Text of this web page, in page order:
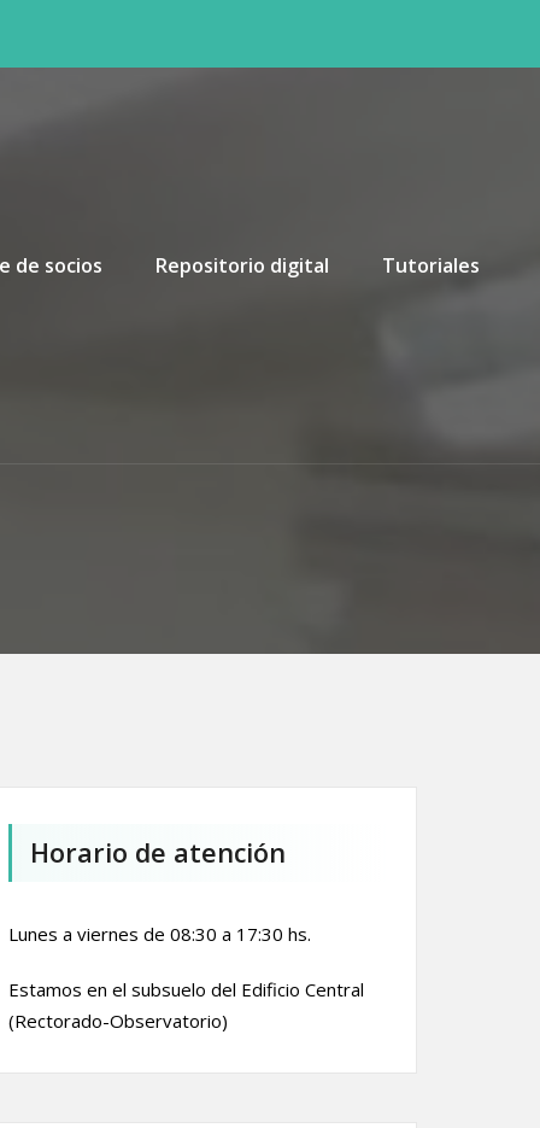
de socios Repositorio digital Tutoriales
Horario de atención
Lunes a viernes de 08:30 a 17:30 hs.
Estamos en el subsuelo del Edificio Central
(Rectorado-Observatorio)